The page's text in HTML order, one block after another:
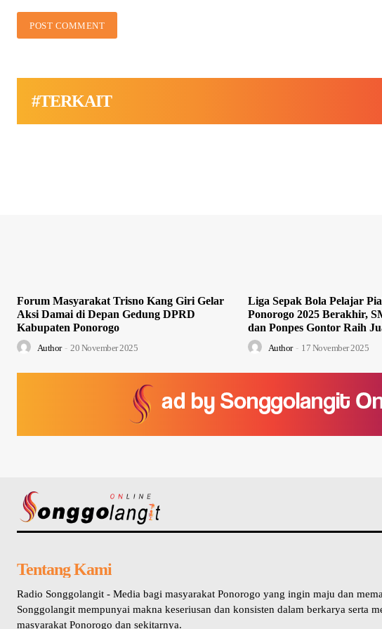
#TERKAIT
Forum Masyarakat Trisno Kang Giri Gelar
Aksi Damai di Depan Gedung DPRD
Kabupaten Ponorogo
Author - 20 November 2025
Liga Sepak Bola Pelajar
Ponorogo 2025 Berakhir,
dan Ponpes Gontor Raih
Author - 17 November 2025
Tentang Kami
Radio Songgolangit - Media bagi masyarakat Ponorogo yang ingin maju dan
Songgolangit mempunyai makna keseriusan dan konsisten dalam berkarya serta
masyarakat Ponorogo dan sekitarnya.